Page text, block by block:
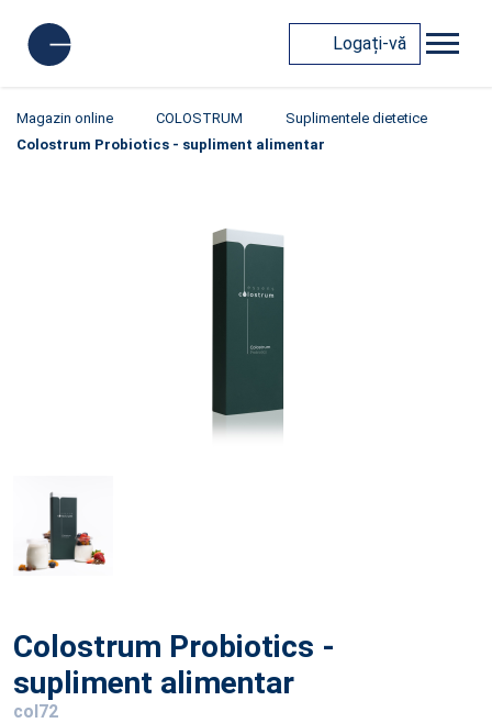
Logați-vă
Magazin online COLOSTRUM
Suplimentele dietetice
Colostrum Probiotics - supliment alimentar
Colostrum Probiotics -
supliment alimentar
col72